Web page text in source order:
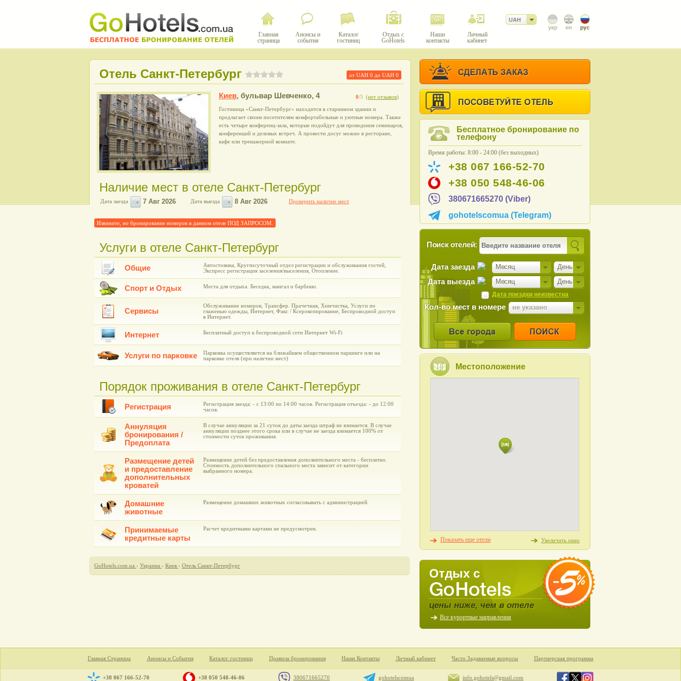
Главная
страница
Анонсы и
события
Каталог
гостиниц
Отдых с
GoHotels
Наши
контакты
Личный
кабинет
UAH
от UAH0 до UAH0
Отель Санкт-Петербург
0/5 (нет отзывов)
Киев, бульвар Шевченко, 4
Гостиница «Санкт-Петербург» находится в старинном здании и
предлагает своим посетителям комфортабельные и уютные номера. Также
есть четыре конференц-зала, которые подойдут для проведения семинаров,
конференций и деловых встреч. А провести досуг можно в ресторане,
кафе или тренажерной комнате.
Наличие мест в отеле Санкт-Петербург
Дата заезда Дата выезда Проверить наличие мест
Извините, но бронирование номеров в данном отеле ПОД ЗАПРОСОМ.
Услуги в отеле Санкт-Петербург
Общие
Автостоянка, Круглосуточный отдел регистрации и обслуживания гостей,
Экспресс регистрация заселения/выселения, Отопление.
Спорт и Отдых Места для отдыха. Беседка, мангал и барбекю.
Сервисы
Обслуживание номеров, Трансфер. Прачечная, Химчистка, Услуги по
глаженью одежды, Интернет, Факс / Ксерокопирование, Беспроводной доступ
в Интернет.
Интернет Бесплатный доступ к беспроводной сети Интернет Wi-Fi
Услуги по парковке
Парковка осуществляется на ближайшем общественном паркинге или на
парковке отеля (при наличии мест)
Порядок проживания в отеле Санкт-Петербург
Регистрация
Регистрация заезда: - с 13:00 по 14:00 часов. Регистрация отъезда: - до 12:00
часов.
Аннуляция
бронирования /
Предоплата
В случае аннуляции за 21 суток до даты заезда штраф не взимается. В случае
аннуляции позднее этого срока или в случае не заезда взимается 100% от
стоимости суток проживания.
Размещение детей
и предоставление
дополнительных
кроватей
Размещение детей без предоставления дополнительного места - бесплатно.
Стоимость дополнительного спального места зависит от категории
выбранного номера.
Домашние
животные
Размещение домашних животных согласовывать с администрацией.
Принимаемые
кредитные карты
Расчет кредитными картами не предусмотрен.
GoHotels.com.ua › Украина › Киев › Отель Санкт-Петербург
Бесплатное бронирование по
телефону
Время работы: 8:00 - 24:00 (без выходных)
+38 067 166-52-70
+38 050 548-46-06
380671665270 (Viber)
gohotelscomua (Telegram)
Поиск отелей:
Месяц День
Дата заезда
Месяц День
Дата выезда
Дата поездки неизвестна
Кол-во мест в номере не указано
Местоположение
Показать еще отели Увеличить окно
Отдых с
цены ниже, чем в отеле
Все курортные направления
Главная Страница Анонсы и События Каталог гостиниц Правила бронирования Наши Контакты Личный кабинет Часто Задаваемые вопросы Партнерская программа
+38 067 166-52-70 +38 050 548-46-06 380671665270 gohotelscomua info.gohotels@gmail.com